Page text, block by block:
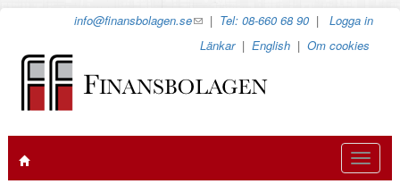
info@finansbolagen.se(link
e-
| Tel: 08-660 68 90 |Logga in
Länkar|English |Om cookies
Toggle